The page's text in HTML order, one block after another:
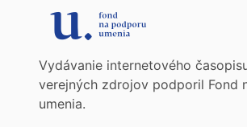
Vydávanie internetového
verejných zdrojov podporil Fond
umenia.